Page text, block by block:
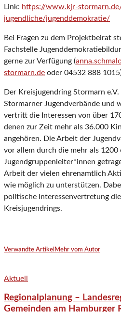
Link: https://www.kjr-
jugendliche/jugenddemokratie/
Bei Fragen zu dem Projektbeirat
Fachstelle
gerne zur Verfügung (
stormarn.de oder 04532 888
Der Kreisjugendring Stormarn
Stormarner Jugendverbände und
vertritt die Interessen von über
denen zur Zeit mehr als 36.000
angehören. Die Arbeit der
vor allem durch die mehr als 1200
Jugendgruppenleiter*innen
Arbeit der vielen ehrenamtlich
wie möglich zu unterstützen.
politische Interessenvertretung
Kreisjugendrings.
Verwandte Artikel Mehr vom Autor
Aktuell
Regionalplanung –
Gemeinden am Hamburger